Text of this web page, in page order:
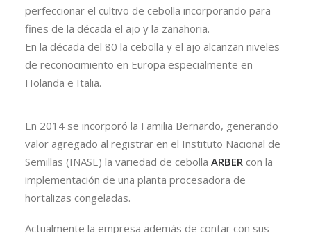
perfeccionar el cultivo de cebolla incorporando para
fines de la década el ajo y la zanahoria.
En la década del 80 la cebolla y el ajo alcanzan niveles
de reconocimiento en Europa especialmente en
Holanda e Italia.
En 2014 se incorporó la Familia Bernardo, generando
valor agregado al registrar en el Instituto Nacional de
Semillas (INASE) la variedad de cebolla ARBER con la
implementación de una planta procesadora de
hortalizas congeladas.
Actualmente la empresa además de contar con sus